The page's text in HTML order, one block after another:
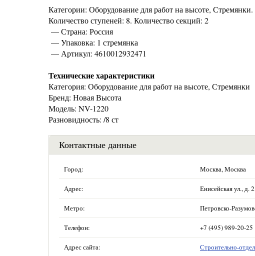
Категории: Оборудование для работ на высоте,
Количество ступеней: 8. Количество секций: 2
— Страна: Россия
— Упаковка: 1 стремянка
— Артикул: 4610012932471
Технические характеристики
Категория: Оборудование для работ на высоте, Стремянки
Бренд: Новая Высота
Модель: NV-1220
Разновидность: /8 ст
Контактные данные
Город: Москва, Москва
Адрес: Енисейская ул., д.
Метро: Петровско-
Телефон: +7 (495) 989-20-25
Адрес сайта: Строительно-